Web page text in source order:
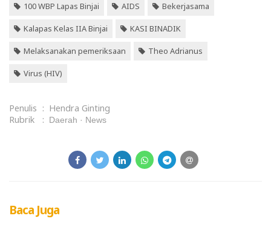
100 WBP Lapas Binjai AIDS Bekerjasama
Kalapas Kelas IIA Binjai KASI BINADIK
Melaksanakan pemeriksaan Theo Adrianus
Virus (HIV)
Penulis : Hendra Ginting
Rubrik
: Daerah News
Baca Juga